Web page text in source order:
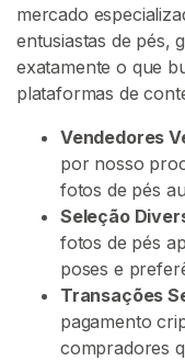
mercado
entusiastas de pés,
exatamente o que
plataformas de
Vendedores
por nosso
fotos de pés
Seleção
fotos de pés
poses e
Transações
pagamento
compradores
r
e
s